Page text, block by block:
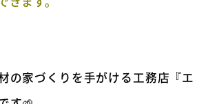
の家づくりを手がける工務店『エ